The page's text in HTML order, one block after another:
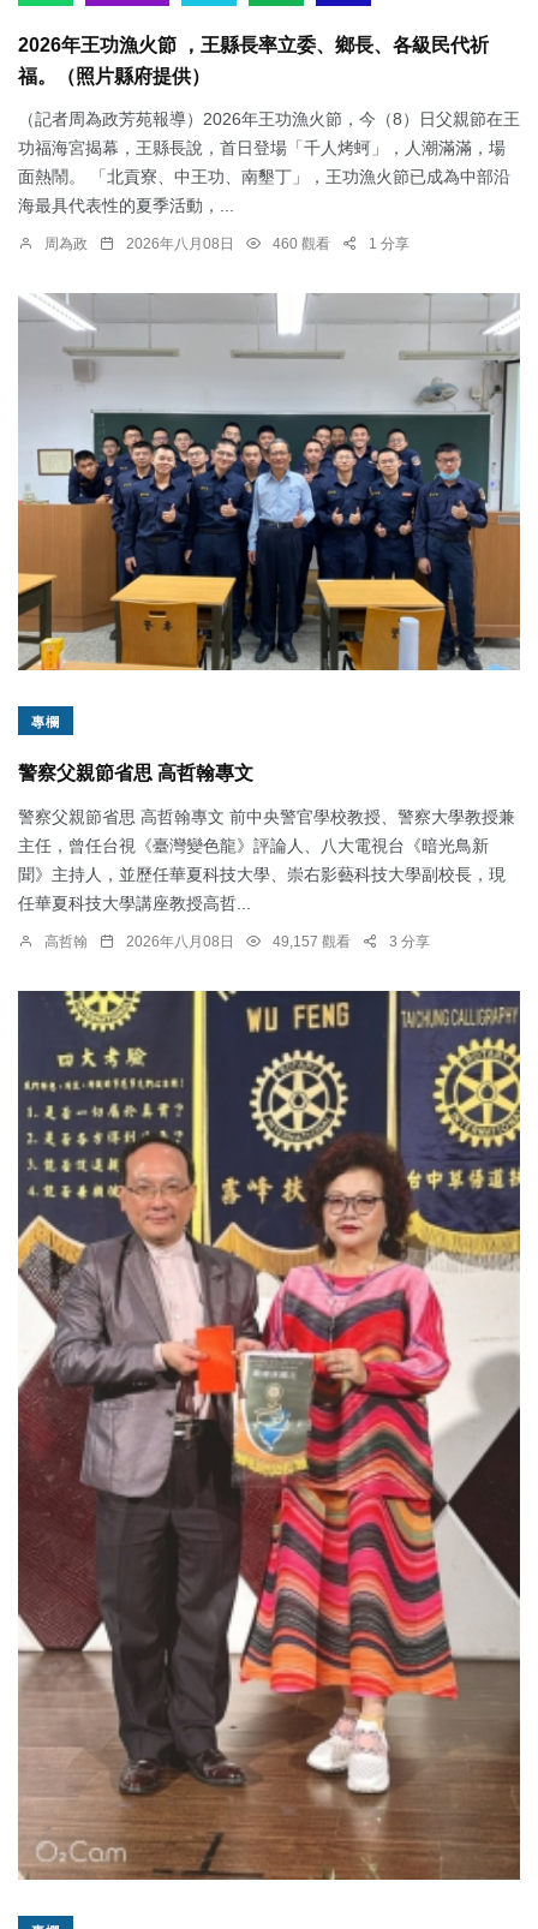
2026年王功漁火節 ，王縣長率立委、鄉長、各級民代祈
福。（照片縣府提供）
（記者周為政芳苑報導）2026年王功漁火節，今（8）日父親節在王
功福海宮揭幕，王縣長說，首日登場「千人烤蚵」，人潮滿滿，場
面熱鬧。 「北貢寮、中王功、南墾丁」，王功漁火節已成為中部沿
海最具代表性的夏季活動，...
周為政 2026年八月08日 460 觀看 1 分享
專欄
警察父親節省思 高哲翰專文
警察父親節省思 高哲翰專文 前中央警官學校教授、警察大學教授兼
主任，曾任台視《臺灣變色龍》評論人、八大電視台《暗光鳥新
聞》主持人，並歷任華夏科技大學、崇右影藝科技大學副校長，現
任華夏科技大學講座教授高哲...
高哲翰 2026年八月08日 49,157 觀看 3 分享